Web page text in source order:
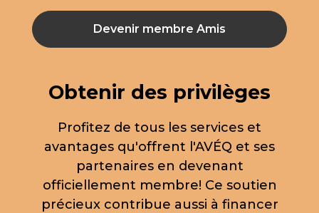
Devenir membre Amis
Obtenir des privilèges
Profitez de tous les services et
avantages qu'offrent l'AVÉQ et ses
partenaires en devenant
officiellement membre! Ce soutien
précieux contribue aussi à financer